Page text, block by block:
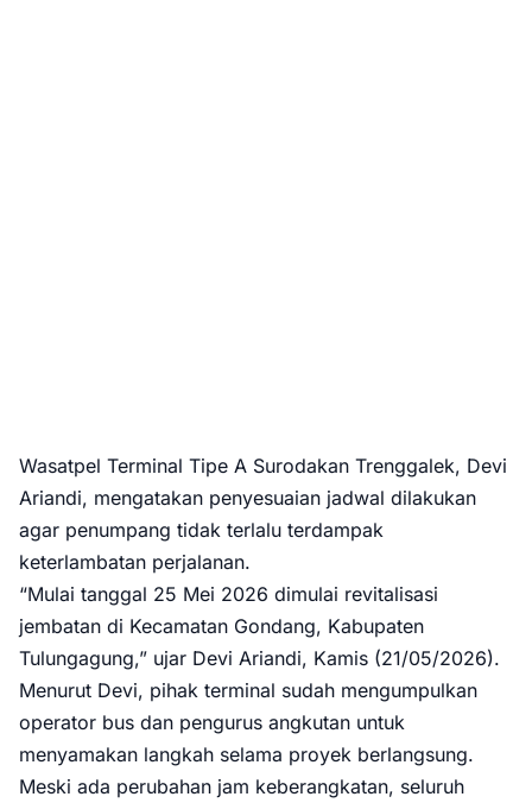
Wasatpel Terminal Tipe A Surodakan Trenggalek, Devi
Ariandi, mengatakan penyesuaian jadwal dilakukan
agar penumpang tidak terlalu terdampak
keterlambatan perjalanan.
“Mulai tanggal 25 Mei 2026 dimulai revitalisasi
jembatan di Kecamatan Gondang, Kabupaten
Tulungagung,” ujar Devi Ariandi, Kamis (21/05/2026).
Menurut Devi, pihak terminal sudah mengumpulkan
operator bus dan pengurus angkutan untuk
menyamakan langkah selama proyek berlangsung.
Meski ada perubahan jam keberangkatan, seluruh